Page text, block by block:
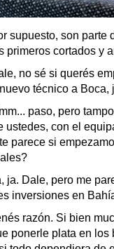
supuesto, son parte
primeros cortados y
no sé si querés
técnico a Boca,
paso, pero
ustedes, con el
parece si
ja. Dale, pero me
inversiones en
razón. Si bien
ponerle plata en